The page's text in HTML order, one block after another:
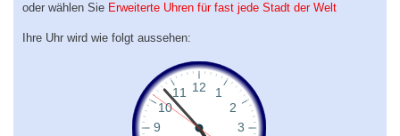
oder wählen Sie Erweiterte Uhren für fast jede Stadt der Welt
Ihre Uhr wird wie folgt aussehen: